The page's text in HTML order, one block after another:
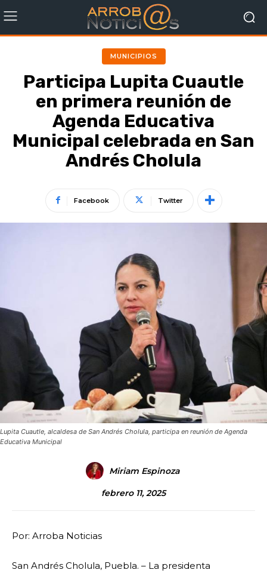
MUNICIPIOS
Participa Lupita Cuautle
en primera reunión de
Agenda Educativa
Municipal celebrada en San
Andrés Cholula
Facebook Twitter
Lupita Cuautle, alcaldesa de San Andrés Cholula, participa en reunión de Agenda
Educativa Municipal
Miriam Espinoza
febrero 11, 2025
Por: Arroba Noticias
San Andrés Cholula, Puebla. – La presidenta